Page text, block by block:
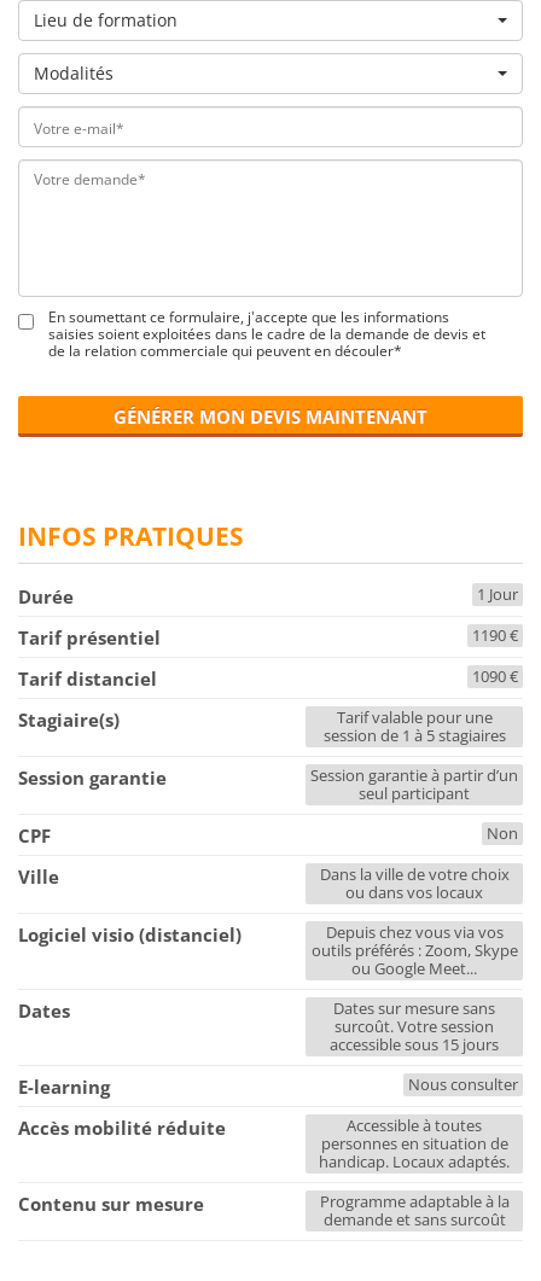
Lieu de formation
Modalités
En soumettant ce formulaire, j'accepte que les informations
saisies soient exploitées dans le cadre de la demande de devis et
de la relation commerciale qui peuvent en découler*
GÉNÉRER MON DEVIS MAINTENANT
INFOS PRATIQUES
Durée 1 Jour
Tarif présentiel 1190 €
Tarif distanciel 1090 €
Stagiaire(s)
Tarif valable pour une
session de 1 à 5 stagiaires
Session garantie
Session garantie à partir d’un
seul participant
CPF Non
Ville
Dans la ville de votre choix
ou dans vos locaux
Logiciel visio (distanciel)
Depuis chez vous via vos
outils préférés : Zoom, Skype
ou Google Meet...
Dates
Dates sur mesure sans
surcoût. Votre session
accessible sous 15 jours
E-learning Nous consulter
Accès mobilité réduite
Accessible à toutes
personnes en situation de
handicap. Locaux adaptés.
Contenu sur mesure
Programme adaptable à la
demande et sans surcoût